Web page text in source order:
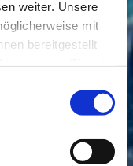
weiter. Unsere
mit
bereitgestellt